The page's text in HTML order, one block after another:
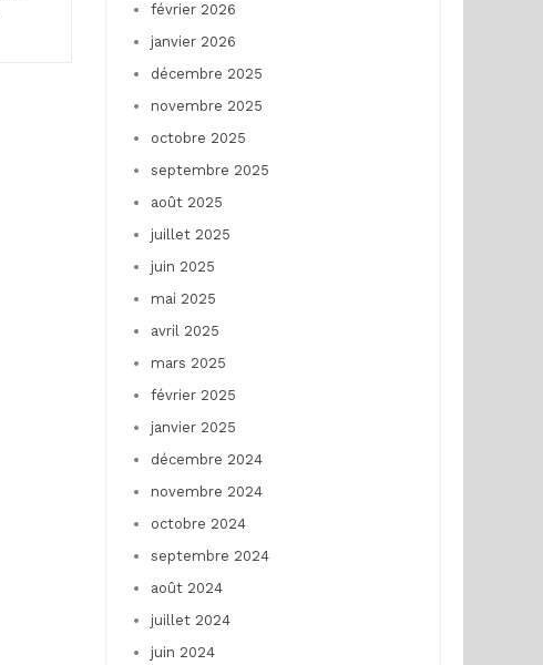
février 2026
janvier 2026
décembre 2025
novembre 2025
octobre 2025
septembre 2025
août 2025
juillet 2025
juin 2025
mai 2025
avril 2025
mars 2025
février 2025
janvier 2025
décembre 2024
novembre 2024
octobre 2024
septembre 2024
août 2024
juillet 2024
juin 2024